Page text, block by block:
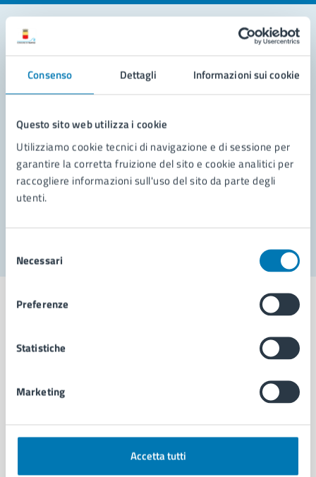
Consenso Dettagli Informazioni sui cookie
Questo sito web utilizza i cookie
Utilizziamo cookie tecnici di navigazione e di sessione per
garantire la corretta fruizione del sito e cookie analitici per
raccogliere informazioni sull'uso del sito da parte degli
utenti.
delNecessari
Preferenze
Statistiche
Marketing
Accetta tutti
Leggi le domande frequenti
Richiedi assistenza
Prenota appuntamento
Problemi in città
Comune di Napoli
AMMINISTRAZIONE
Organi di governo